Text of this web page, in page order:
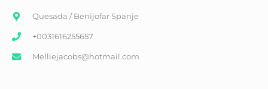
Quesada / Benijofar Spanje
+0031616255657
Melliejacobs@hotmail.com